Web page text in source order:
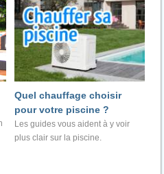
Quel chauffage choisir
pour votre piscine ?
Les guides vous aident à y voir
plus clair sur la piscine.